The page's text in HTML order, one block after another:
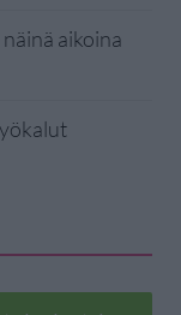
aikoina